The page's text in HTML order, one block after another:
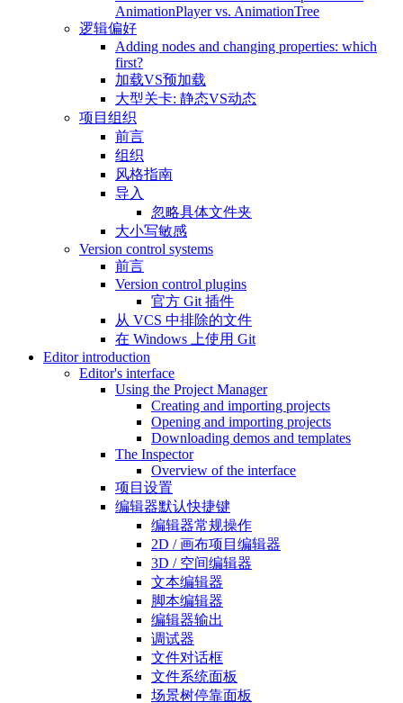
AnimationPlayer vs. AnimationTree
逻辑偏好
Adding nodes and changing properties: which
first?
加载VS预加载
大型关卡: 静态VS动态
项目组织
前言
组织
风格指南
导入
忽略具体文件夹
大小写敏感
Version control systems
前言
Version control plugins
官方 Git 插件
从 VCS 中排除的文件
在 Windows 上使用 Git
Editor introduction
Editor's interface
Using the Project Manager
Creating and importing projects
Opening and importing projects
Downloading demos and templates
The Inspector
Overview of the interface
项目设置
编辑器默认快捷键
编辑器常规操作
2D / 画布项目编辑器
3D / 空间编辑器
文本编辑器
脚本编辑器
编辑器输出
调试器
文件对话框
文件系统面板
场景树停靠面板